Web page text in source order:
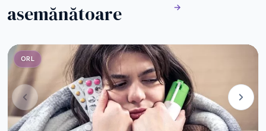
asemănătoare
→
ORL